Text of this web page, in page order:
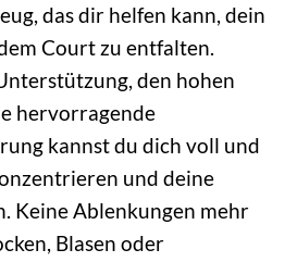
das dir helfen kann, dein
Court zu entfalten.
den hohen
hervorragende
kannst du dich voll und
und deine
Keine Ablenkungen mehr
Blasen oder